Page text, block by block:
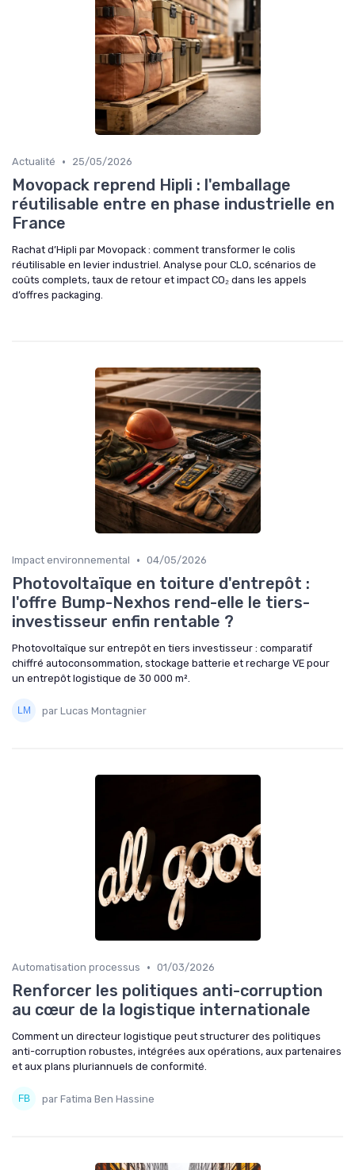
Actualité • 25/05/2026
Movopack reprend Hipli : l'emballage
réutilisable entre en phase industrielle en
France
Rachat d’Hipli par Movopack : comment transformer le colis
réutilisable en levier industriel. Analyse pour CLO, scénarios de
coûts complets, taux de retour et impact CO₂ dans les appels
d’offres packaging.
Impact environnemental • 04/05/2026
Photovoltaïque en toiture d'entrepôt :
l'offre Bump-Nexhos rend-elle le tiers-
investisseur enfin rentable ?
Photovoltaïque sur entrepôt en tiers investisseur : comparatif
chiffré autoconsommation, stockage batterie et recharge VE pour
un entrepôt logistique de 30 000 m².
par Lucas Montagnier
Automatisation processus • 01/03/2026
Renforcer les politiques anti-corruption
au cœur de la logistique internationale
Comment un directeur logistique peut structurer des politiques
anti-corruption robustes, intégrées aux opérations, aux partenaires
et aux plans pluriannuels de conformité.
par Fatima Ben Hassine